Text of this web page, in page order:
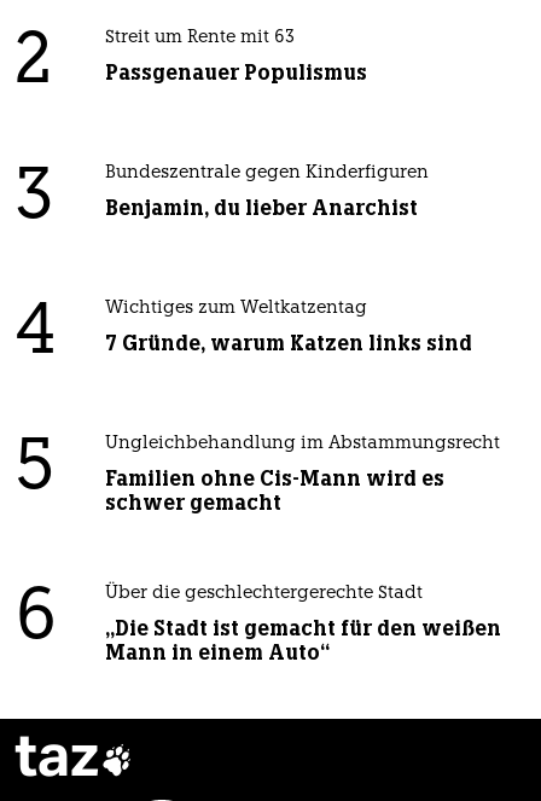
2 Streit um Rente mit 63
Passgenauer Populismus
3 Bundeszentrale gegen Kinderfiguren
Benjamin, du lieber Anarchist
4 Wichtiges zum Weltkatzentag
7 Gründe, warum Katzen links sind
5 Ungleichbehandlung im Abstammungsrecht
Familien ohne Cis-Mann wird es
schwer gemacht
6 Über die geschlechtergerechte Stadt
„Die Stadt ist gemacht für den weißen
Mann in einem Auto“
taz